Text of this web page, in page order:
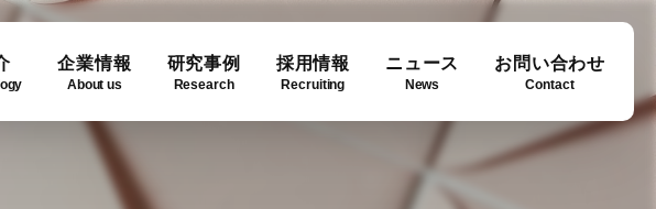
企業情報
About us
研究事例
Research
採用情報
Recruiting
ニュース
News
お問い合わせ
Contact
Downloads
利用事例
企業概要